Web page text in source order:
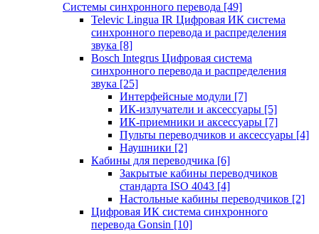
Системы синхронного перевода [49]
Televic Lingua IR Цифровая ИК система
синхронного перевода и распределения
звука [8]
Bosch Integrus Цифровая система
синхронного перевода и распределения
звука [25]
Интерфейсные модули [7]
ИК-излучатели и аксессуары [5]
ИК-приемники и аксессуары [7]
Пульты переводчиков и аксессуары [4]
Наушники [2]
Кабины для переводчика [6]
Закрытые кабины переводчиков
стандарта ISO 4043 [4]
Настольные кабины переводчиков [2]
Цифровая ИК система синхронного
перевода Gonsin [10]